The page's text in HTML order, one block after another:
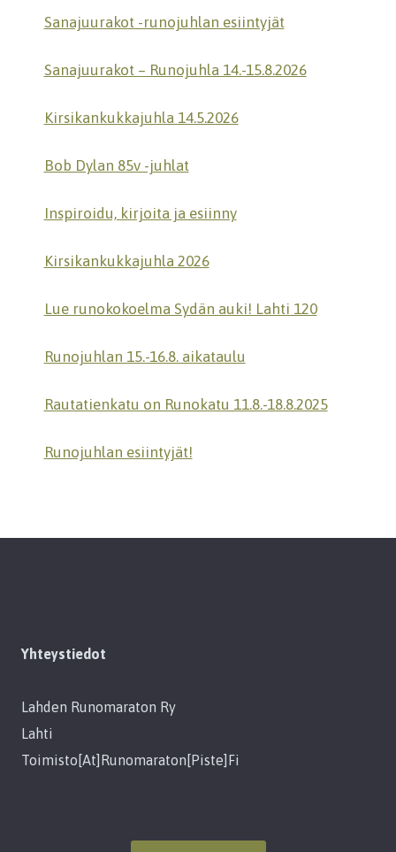
Sanajuurakot -runojuhlan esiintyjät
Sanajuurakot – Runojuhla 14.-15.8.2026
Kirsikankukkajuhla 14.5.2026
Bob Dylan 85v -juhlat
Inspiroidu, kirjoita ja esiinny
Kirsikankukkajuhla 2026
Lue runokokoelma Sydän auki! Lahti 120
Runojuhlan 15.-16.8. aikataulu
Rautatienkatu on Runokatu 11.8.-18.8.2025
Runojuhlan esiintyjät!
Yhteystiedot
Lahden Runomaraton Ry
Lahti
Toimisto[at]runomaraton[piste]fi